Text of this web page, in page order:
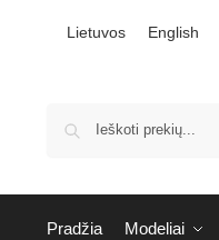
Lietuvos English
Pradžia Modeliai